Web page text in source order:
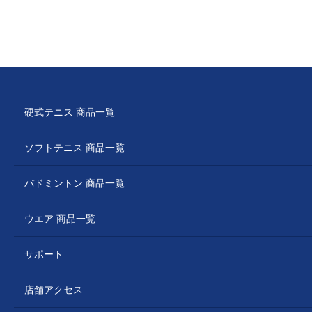
硬式テニス 商品一覧
ソフトテニス 商品一覧
バドミントン 商品一覧
ウエア 商品一覧
サポート
店舗アクセス